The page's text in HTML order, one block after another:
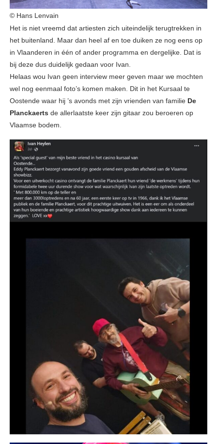
© Hans Lenvain
Het is niet vreemd dat artiesten zich uiteindelijk terugtrekken in
het buitenland. Maar dan heel af en toe duiken ze nog eens op
in Vlaanderen in één of ander programma en dergelijke. Dat is
bij deze dus duidelijk gedaan voor Ivan.
Helaas wou Ivan geen interview meer geven maar we mochten
wel nog eenmaal foto’s komen maken. Dit in het Kursaal te
Oostende waar hij ’s avonds met zijn vrienden van familie De
Planckaerts de allerlaatste keer zijn gitaar zou beroeren op
Vlaamse bodem.